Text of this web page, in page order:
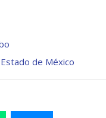
de México